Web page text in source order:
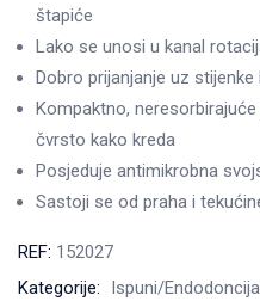
štapiće
Lako se unosi u kanal
Dobro prijanjanje uz stijenke
Kompaktno,
čvrsto kako kreda
Posjeduje antimikrobna
Sastoji se od praha i
REF: 152027
Kategorije:
Ispuni/Endodoncija